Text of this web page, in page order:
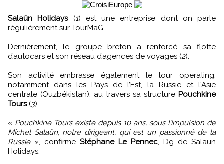
Salaün Holidays(1) est une entreprise dont on parle
régulièrement sur TourMaG.
Dernièrement, le groupe breton a renforcé sa flotte
d’autocars et son réseau d’agences de voyages (2).
Son activité embrasse également le tour operating,
notamment dans les Pays de l’Est, la Russie et l'Asie
centrale (Ouzbékistan), au travers sa structure Pouchkine
Tours(3).
« Pouchkine Tours existe depuis 10 ans, sous l’impulsion de
Michel Salaün, notre dirigeant, qui est un passionné de la
Russie », confirme Stéphane Le Pennec, Dg de Salaün
Holidays.